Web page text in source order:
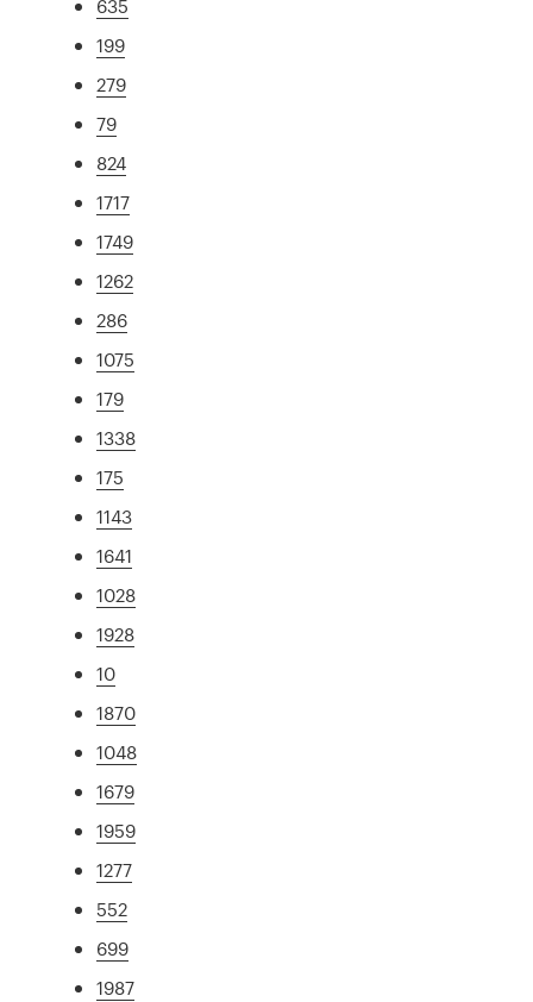
635
199
279
79
824
1717
1749
1262
286
1075
179
1338
175
1143
1641
1028
1928
10
1870
1048
1679
1959
1277
552
699
1987